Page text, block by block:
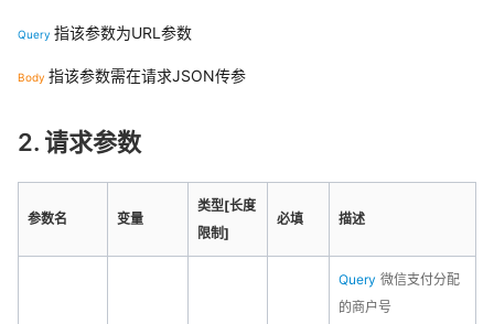
Query 指该参数为URL参数
Body 指该参数需在请求JSON传参
2. 请求参数
参数名 变量
类型[长度
限制]
必填 描述
Query 微信支付分配
的商户号